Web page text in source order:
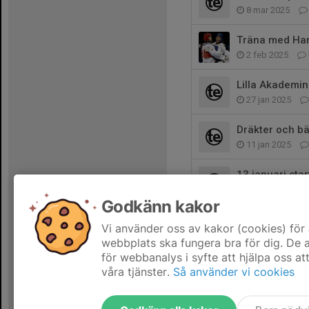
8 mar 2025
Träna med
2 feb 2025
Lilla
27 jan 2025
Dräkter och
11 jan 2025
13 januari
26 dec 2024
Godkänn kakor
Vi använder oss av kakor (cookies)
webbplats ska fungera bra för dig. De
för webbanalys i syfte att hjälpa oss
våra tjänster. Så använder vi cookies